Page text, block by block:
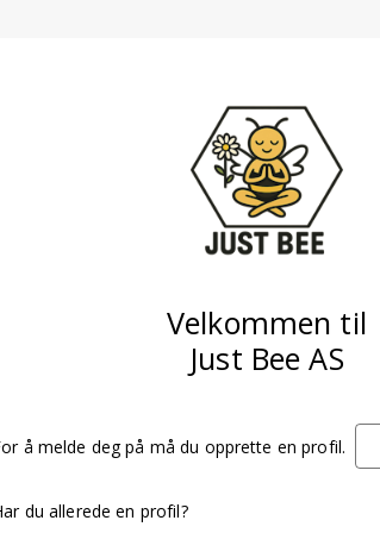
Velkommen til
Just Bee AS
å melde deg på må du opprette en profil.
du allerede en profil?